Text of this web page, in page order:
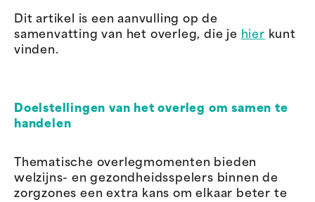
Dit artikel is een aanvulling op de
samenvatting van het overleg, die je hier kunt
vinden.
Doelstellingen van het overleg om samen te
handelen
Thematische overlegmomenten bieden
welzijns- en gezondheidsspelers binnen de
zorgzones een extra kans om elkaar beter te